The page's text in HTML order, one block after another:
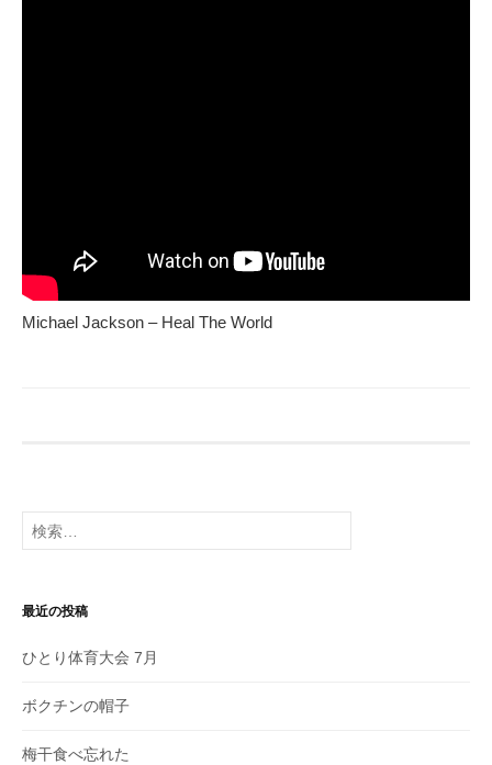
Michael Jackson – Heal The World
検
索:
最近の投稿
ひとり体育大会 7月
ボクチンの帽子
梅干食べ忘れた